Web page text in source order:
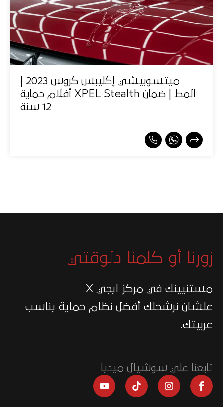
أفلام حماية XPEL Stealth المط | ضمان
12 سنة
زورنا أو كلمنا دلوقتي
مستنيينك في مركز ايجي X
علشان نرشحلك أفضل نظام حماية يناسب
عربيتك.
تابعنا علي سوشيال ميديا